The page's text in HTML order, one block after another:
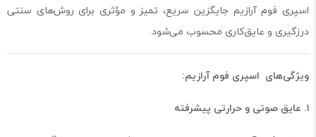
اسپری فوم آرازیم جایگزین سریع، تمیز و مؤثری برای روش‌های سنتی
درزگیری و عایق‌کاری محسوب می‌شود.
ویژگی‌های اسپری فوم آرازیم:
۱. عایق صوتی و حرارتی پیشرفته